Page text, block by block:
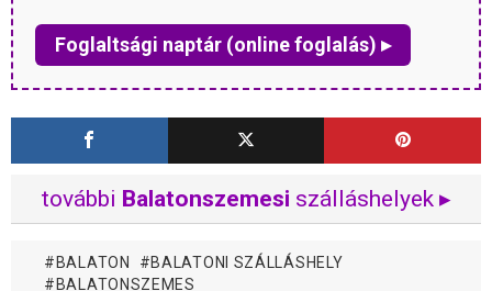
Foglaltsági naptár (online foglalás) ▸
további Balatonszemesi szálláshelyek ▸
BALATON
BALATONI SZÁLLÁSHELY
BALATONSZEMES